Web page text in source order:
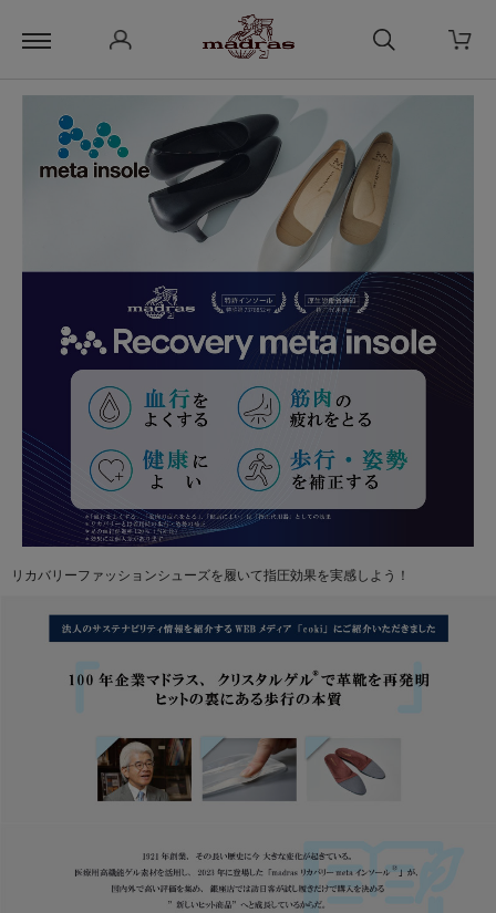
リカバリーファッションシューズを履いて指圧効果を実感しよう！